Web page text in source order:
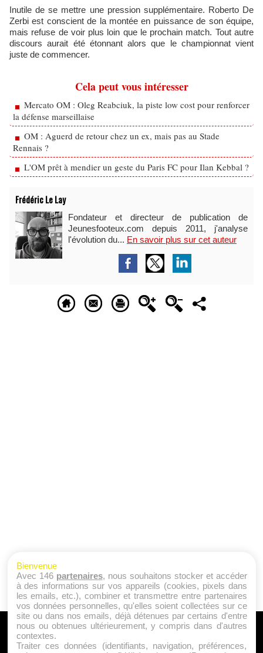
Inutile de se mettre une pression supplémentaire. Roberto De
Zerbi est conscient de la montée en puissance de son équipe,
mais refuse de voir plus loin que le prochain match. Tout autre
discours aurait été étonnant alors que le championnat vient
juste de commencer.
Cela peut vous intéresser
Mercato OM : Oleg Reabciuk, la piste low cost pour renforcer
la défense marseillaise
OM : Aguerd de retour chez un ex, mais pas au Stade
Rennais ?
L'OM prêt à mendier un geste du Paris FC pour Ilan Kebbal ?
Frédéric Le Lay
Fondateur et directeur de publication de
Jeunesfooteux.com depuis 2011, j'analyse
l'évolution du... En savoir plus sur cet auteur
A PROPOS
Qui sommes nous ?
Bienvenue
Avec 146 partenaires, nous souhaitons stocker et accéder
à des informations sur vos appareils (cookies, pixels dans
les emails, etc.), combiner et transmettre entre partenaires
vos données personnelles, qu'elles soient collectées sur ce
site ou dans nos emails, déjà détenues par certains d'entre
nous ou obtenues ultérieurement, y compris dans d'autres
contextes.
Traiter ces données (identifiants, navigation, préférences,